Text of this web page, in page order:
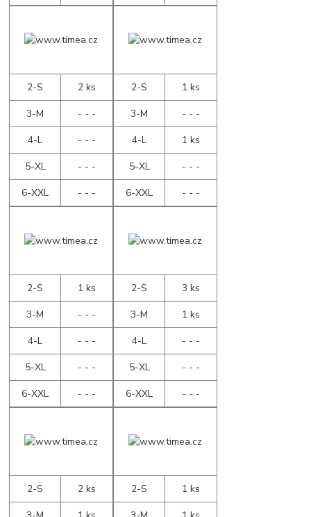
2-S
2 ks
3-M
- - -
4-L
- - -
5-XL
- - -
6-XXL
- - -
2-S
1 ks
3-M
- - -
4-L
1 ks
5-XL
- - -
6-XXL
- - -
2-S
1 ks
3-M
- - -
4-L
- - -
5-XL
- - -
6-XXL
- - -
2-S
3 ks
3-M
1 ks
4-L
- - -
5-XL
- - -
6-XXL
- - -
2-S
2 ks
2-S
1 ks